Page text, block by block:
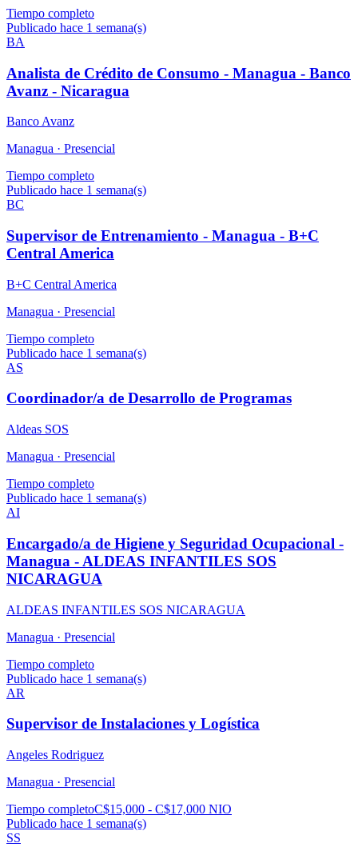
Tiempo completo
Publicado hace 1 semana(s)
BA
Analista de Crédito de Consumo - Managua - Banco
Avanz - Nicaragua
Banco Avanz
Managua · Presencial
Tiempo completo
Publicado hace 1 semana(s)
BC
Supervisor de Entrenamiento - Managua - B+C
Central America
B+C Central America
Managua · Presencial
Tiempo completo
Publicado hace 1 semana(s)
AS
Coordinador/a de Desarrollo de Programas
Aldeas SOS
Managua · Presencial
Tiempo completo
Publicado hace 1 semana(s)
AI
Encargado/a de Higiene y Seguridad Ocupacional -
Managua - ALDEAS INFANTILES SOS
NICARAGUA
ALDEAS INFANTILES SOS NICARAGUA
Managua · Presencial
Tiempo completo
Publicado hace 1 semana(s)
AR
Supervisor de Instalaciones y Logística
Angeles Rodriguez
Managua · Presencial
Tiempo completoC$15,000 - C$17,000 NIO
Publicado hace 1 semana(s)
SS